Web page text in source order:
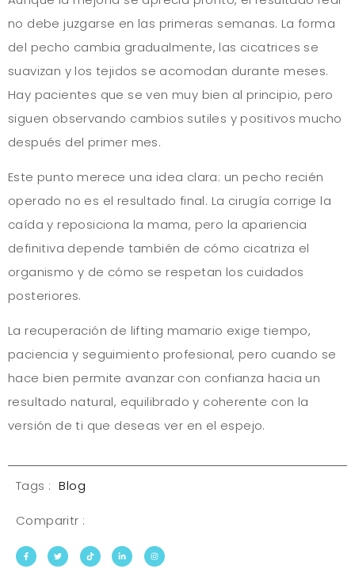
no debe juzgarse en las primeras semanas. La forma
del pecho cambia gradualmente, las cicatrices se
suavizan y los tejidos se acomodan durante meses.
Hay pacientes que se ven muy bien al principio, pero
siguen observando cambios sutiles y positivos mucho
después del primer mes.
Este punto merece una idea clara: un pecho recién
operado no es el resultado final. La cirugía corrige la
caída y reposiciona la mama, pero la apariencia
definitiva depende también de cómo cicatriza el
organismo y de cómo se respetan los cuidados
posteriores.
La recuperación de lifting mamario exige tiempo,
paciencia y seguimiento profesional, pero cuando se
hace bien permite avanzar con confianza hacia un
resultado natural, equilibrado y coherente con la
versión de ti que deseas ver en el espejo.
Tags : Blog
Comparitr :